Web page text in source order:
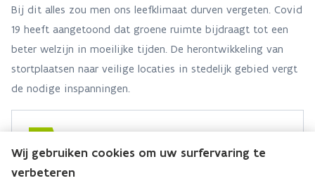
Bij dit alles zou men ons leefklimaat durven vergeten. Covid
19 heeft aangetoond dat groene ruimte bijdraagt tot een
beter welzijn in moeilijke tijden. De herontwikkeling van
stortplaatsen naar veilige locaties in stedelijk gebied vergt
de nodige inspanningen.
besturen
Wij gebruiken cookies om uw surfervaring te
verbeteren